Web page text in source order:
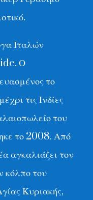
Ιταλών
Ο
το
τις Ινδίες
του
το 2008. Από
αγκαλιάζει τον
κόλπο του
Κυριακής,